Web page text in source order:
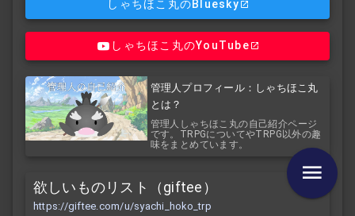
しゃちほこ丸のBluesky
しゃちほこ丸のYouTube
管理人プロフィール：しゃちほこ丸
とは？
管理人しゃちほこ丸の自己紹介ページ
です。TRPGについてやTRPG以外の趣
味をまとめています。
欲しいものリスト（giftee）
https://giftee.com/u/syachi_hoko_trp